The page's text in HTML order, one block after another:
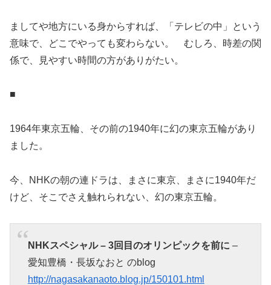
ましてや地方にいる身からすれば、「テレビの中」という
意味で、どこでやっても変わらない。 むしろ、時差の関
係で、見やすい時間の方がありがたい。
■
1964年東京五輪、その前の1940年に幻の東京五輪があり
ました。
今、NHKの朝の連ドラは、まさに東京、まさに1940年だ
けど、そこでさえ触れられない、幻の東京五輪。
NHKスペシャル – 3回目のオリンピックを前に –
愛知豊橋・長坂なおと のblog
http://nagasakanaoto.blog.jp/150101.html